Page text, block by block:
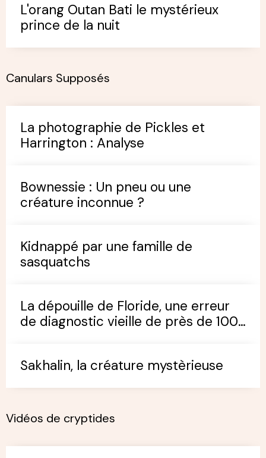
L'orang Outan Bati le mystérieux
prince de la nuit
Canulars Supposés
La photographie de Pickles et
Harrington : Analyse
Bownessie : Un pneu ou une
créature inconnue ?
Kidnappé par une famille de
sasquatchs
La dépouille de Floride, une erreur
de diagnostic vieille de près de 100
Sakhalin, la créature mystèrieuse
Vidéos de cryptides